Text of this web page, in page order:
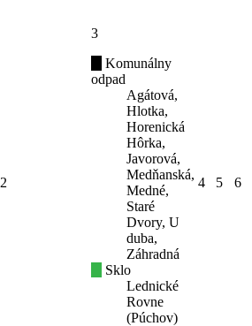
2
3
Komunálny
odpad
Agátová,
Hlotka,
Horenická
Hôrka,
Javorová,
Medňanská,
Medné,
Staré
Dvory, U
duba,
Záhradná
Sklo
Lednické
Rovne
(Púchov)
4 5 6